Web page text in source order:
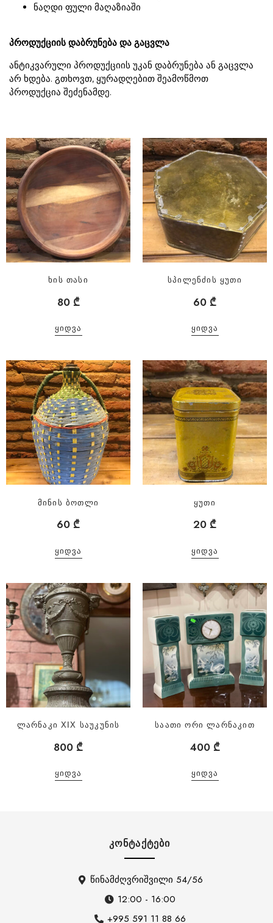
ნაღდი ფული მაღაზიაში
პროდუქციის დაბრუნება და გაცვლა
ანტიკვარული პროდუქციის უკან დაბრუნება ან გაცვლა
არ ხდება. გთხოვთ, ყურადღებით შეამოწმოთ
პროდუქცია შეძენამდე.
ხის თასი
80 ₾
ᲧᲘᲓᲕᲐ
სპილენძის ყუთი
60 ₾
ᲧᲘᲓᲕᲐ
მინის ბოთლი
60 ₾
ᲧᲘᲓᲕᲐ
ყუთი
20 ₾
ᲧᲘᲓᲕᲐ
ლარნაკი XIX საუკუნის
800 ₾
ᲧᲘᲓᲕᲐ
საათი ორი ლარნაკით
400 ₾
ᲧᲘᲓᲕᲐ
ᲙᲝᲜᲢᲐᲥᲢᲔᲑᲘ
წინამძღვრიშვილი 54/56
12:00 - 16:00
+995 591 11 88 66